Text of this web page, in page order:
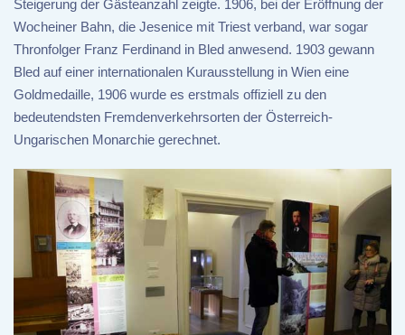
Steigerung der Gästeanzahl zeigte. 1906, bei der Eröffnung der
Wocheiner Bahn, die Jesenice mit Triest verband, war sogar
Thronfolger Franz Ferdinand in Bled anwesend. 1903 gewann
Bled auf einer internationalen Kurausstellung in Wien eine
Goldmedaille, 1906 wurde es erstmals offiziell zu den
bedeutendsten Fremdenverkehrsorten der Österreich-
Ungarischen Monarchie gerechnet.